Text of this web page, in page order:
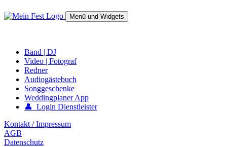
zum
Menü und Widgets
Band | DJ
Video | Fotograf
Redner
Audiogästebuch
Songgeschenke
Weddingplaner App
👤 Login Dienstleister
Kontakt / Impressum
AGB
Datenschutz